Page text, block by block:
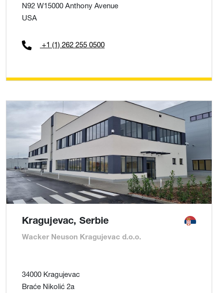
N92 W15000 Anthony Avenue
USA
+1 (1) 262 255 0500
Kragujevac, Serbie
Wacker Neuson Kragujevac d.o.o.
34000 Kragujevac
Braće Nikolić 2a